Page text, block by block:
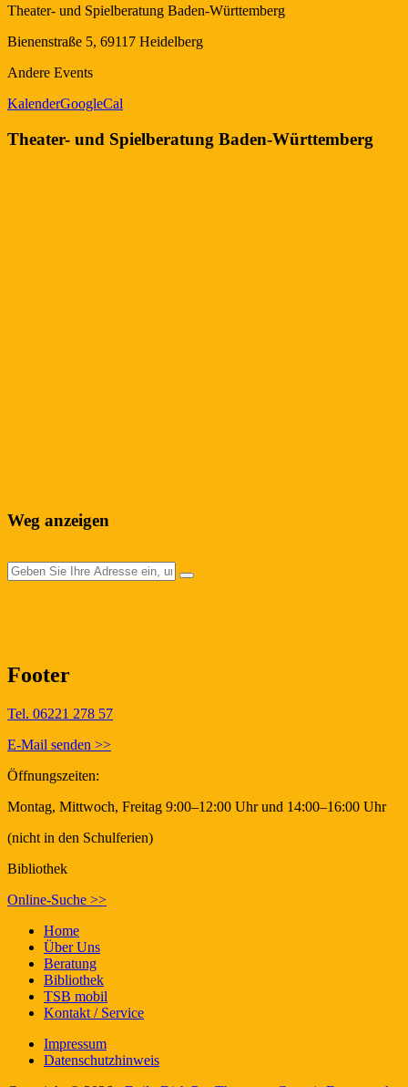
Theater- und Spielberatung Baden-Württemberg
Bienenstraße 5, 69117 Heidelberg
Andere Events
KalenderGoogleCal
Theater- und Spielberatung Baden-Württemberg
Weg anzeigen
Footer
Tel. 06221 278 57
E-Mail senden >>
Öffnungszeiten:
Montag, Mittwoch, Freitag 9:00–12:00 Uhr und 14:00–16:00 Uhr
(nicht in den Schulferien)
Bibliothek
Online-Suche >>
Home
Über Uns
Beratung
Bibliothek
TSB mobil
Kontakt / Service
Impressum
Datenschutzhinweis